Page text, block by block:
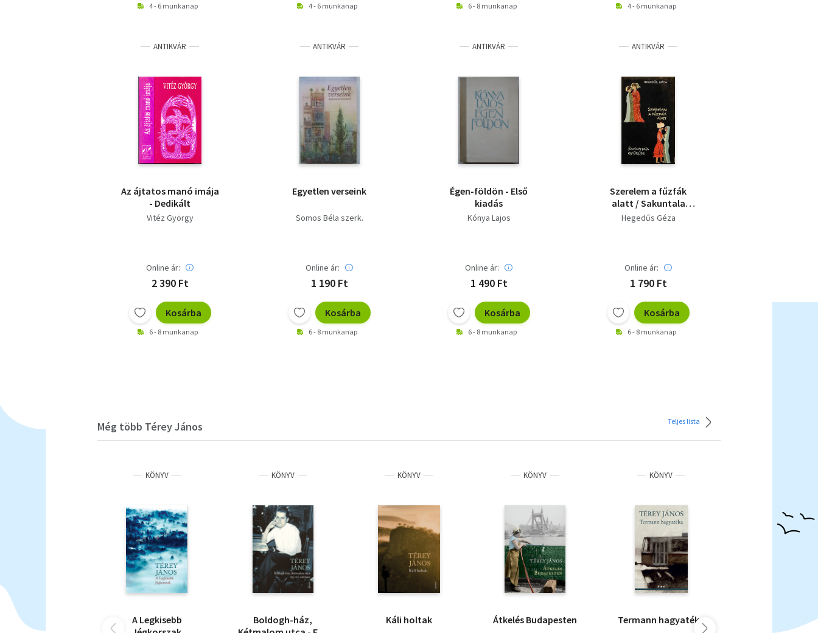
4 - 6 munkanap 4 - 6 munkanap 6 - 8 munkanap 4 - 6 munkanap
ANTIKVÁR
Az ájtatos manó imája
- Dedikált
Vitéz György
Online ár:
2 390 Ft
Kosárba
6 - 8 munkanap
ANTIKVÁR
Egyetlen verseink
Somos Béla szerk.
Online ár:
1 190 Ft
Kosárba
6 - 8 munkanap
ANTIKVÁR
Égen-földön - Első
kiadás
Kónya Lajos
Online ár:
1 490 Ft
Kosárba
6 - 8 munkanap
ANTIKVÁR
Szerelem a fűzfák
alatt / Sakuntala
gyűrűje
Hegedűs Géza
Online ár:
1 790 Ft
Kosárba
6 - 8 munkanap
Még több Térey János Teljes lista
KÖNYV
A Legkisebb
KÖNYV
Boldogh-ház,
KÖNYV
Káli holtak
KÖNYV
Átkelés Budapesten
KÖNYV
Termann hagyatéka